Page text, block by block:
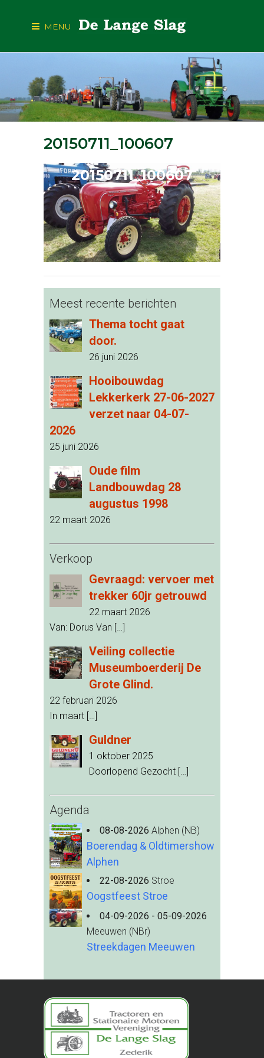
MENU
20150711_100607
20150711_100607
Meest recente berichten
Thema tocht gaat
door.
26 juni 2026
Hooibouwdag
Lekkerkerk 27-06-2027
verzet naar 04-07-
2026
25 juni 2026
Oude film
Landbouwdag 28
augustus 1998
22 maart 2026
Verkoop
Gevraagd: vervoer met
trekker 60jr getrouwd
22 maart 2026
Van: Dorus Van […]
Veiling collectie
Museumboerderij De
Grote Glind.
22 februari 2026
In maart […]
Guldner
1 oktober 2025
Doorlopend Gezocht […]
Agenda
08-08-2026 Alphen (NB)
Boerendag & Oldtimershow
Alphen
22-08-2026 Stroe
Oogstfeest Stroe
04-09-2026 - 05-09-2026
Meeuwen (NBr)
Streekdagen Meeuwen